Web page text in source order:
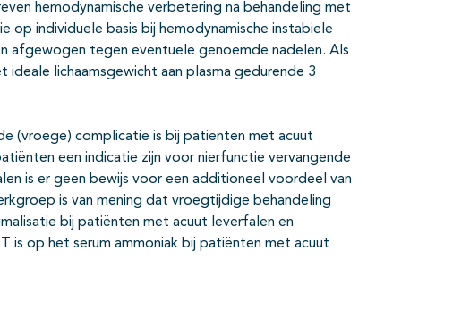
hemodynamische verbetering na behandeling met
op individuele basis bij hemodynamische instabiele
afgewogen tegen eventuele genoemde nadelen. Als
ideale lichaamsgewicht aan plasma gedurende 3
(vroege) complicatie is bij patiënten met acuut
een indicatie zijn voor nierfunctie vervangende
is er geen bewijs voor een additioneel voordeel van
is van mening dat vroegtijdige behandeling
bij patiënten met acuut leverfalen en
is op het serum ammoniak bij patiënten met acuut